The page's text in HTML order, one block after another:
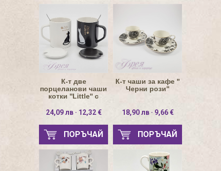
К-т две
порцеланови чаши
котки ''Little'' с
24,09 лв · 12,32 €
ПОРЪЧАЙ
К-т чаши за кафе "
Черни рози"
18,90 лв · 9,66 €
ПОРЪЧАЙ